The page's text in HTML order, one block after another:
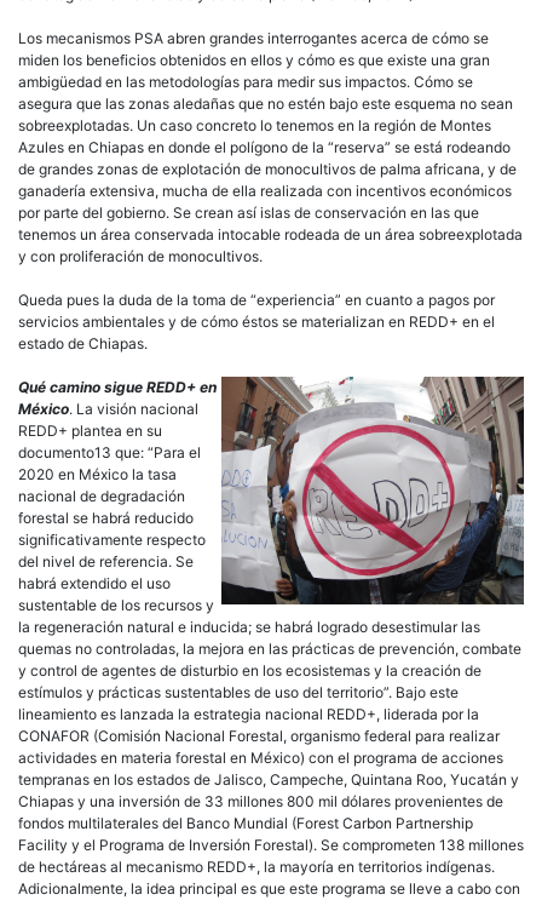
Los mecanismos PSA abren grandes interrogantes acerca de cómo se
miden los beneficios obtenidos en ellos y cómo es que existe una gran
ambigüedad en las metodologías para medir sus impactos. Cómo se
asegura que las zonas aledañas que no estén bajo este esquema no sean
sobreexplotadas. Un caso concreto lo tenemos en la región de Montes
Azules en Chiapas en donde el polígono de la “reserva” se está rodeando
de grandes zonas de explotación de monocultivos de palma africana, y de
ganadería extensiva, mucha de ella realizada con incentivos económicos
por parte del gobierno. Se crean así islas de conservación en las que
tenemos un área conservada intocable rodeada de un área sobreexplotada
y con proliferación de monocultivos.
Queda pues la duda de la toma de “experiencia” en cuanto a pagos por
servicios ambientales y de cómo éstos se materializan en REDD+ en el
estado de Chiapas.
Qué camino sigue REDD+ en
México. La visión nacional
REDD+ plantea en su
documento13 que: “Para el
2020 en México la tasa
nacional de degradación
forestal se habrá reducido
significativamente respecto
del nivel de referencia. Se
habrá extendido el uso
sustentable de los recursos y
la regeneración natural e inducida; se habrá logrado desestimular las
quemas no controladas, la mejora en las prácticas de prevención, combate
y control de agentes de disturbio en los ecosistemas y la creación de
estímulos y prácticas sustentables de uso del territorio”. Bajo este
lineamiento es lanzada la estrategia nacional REDD+, liderada por la
CONAFOR (Comisión Nacional Forestal, organismo federal para realizar
actividades en materia forestal en México) con el programa de acciones
tempranas en los estados de Jalisco, Campeche, Quintana Roo, Yucatán y
Chiapas y una inversión de 33 millones 800 mil dólares provenientes de
fondos multilaterales del Banco Mundial (Forest Carbon Partnership
Facility y el Programa de Inversión Forestal). Se comprometen 138 millones
de hectáreas al mecanismo REDD+, la mayoría en territorios indígenas.
Adicionalmente, la idea principal es que este programa se lleve a cabo con